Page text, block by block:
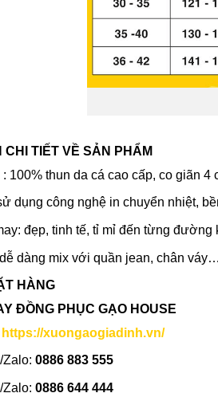
CHI TIẾT VỀ SẢN PHẨM
100% thun da cá cao cấp, co giãn
dụng công nghệ in chuyển nhiệt,
đẹp, tinh tế, tỉ mỉ đến từng
dàng mix với quần jean, chân
HÀNG
ĐỒNG PHỤC GẠO HOUSE
https://xuongaogiadinh.vn/
Zalo: 0886 883 555
Zalo: 0886 644 444